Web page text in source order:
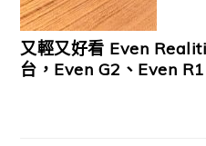
又輕又好看 Even
台，Even G2、Even